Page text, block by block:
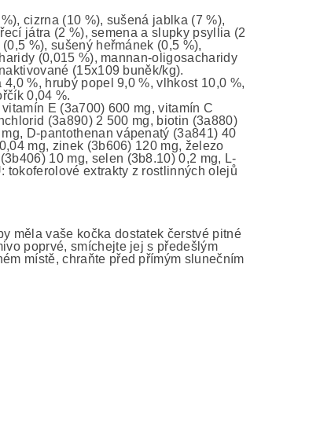
cizrna (10 %), sušená jablka (7 %),
játra (2 %), semena a slupky psyllia (2
%), sušený heřmánek (0,5 %),
(0,015 %), mannan-oligosacharidy
(15x109 buněk/kg).
%, hrubý popel 9,0 %, vlhkost 10,0 %,
0,04 %.
E (3a700) 600 mg, vitamín C
(3a890) 2 500 mg, biotin (3a880)
D-pantothenan vápenatý (3a841) 40
mg, zinek (3b606) 120 mg, železo
10 mg, selen (3b8.10) 0,2 mg, L-
tokoferolové extrakty z rostlinných olejů
měla vaše kočka dostatek čerstvé pitné
poprvé, smíchejte jej s předešlým
místě, chraňte před přímým slunečním